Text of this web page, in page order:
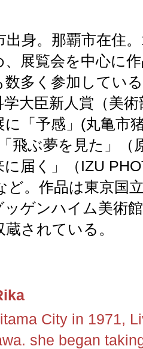
出身。那覇市在住
、展覧会を中心に
数多く参加してい
大臣新人賞（美
に「予感」(丸亀市
飛ぶ夢を見た」（
に届く」（IZU
ど。作品は東京国
ッゲンハイム美術
されている。
City in 1971,
she began